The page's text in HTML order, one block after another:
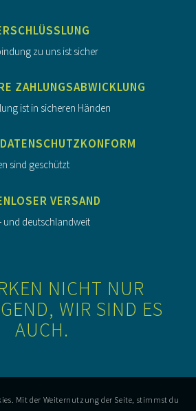
zu uns ist sicher
ZAHLUNGSABWICKLUNG
ist in sicheren Händen
sind geschützt
VERSAND
und deutschlandweit
NICHT NUR
WIR SIND ES
AUCH.
Mit der Weiternutzung der Seite, stimmst du